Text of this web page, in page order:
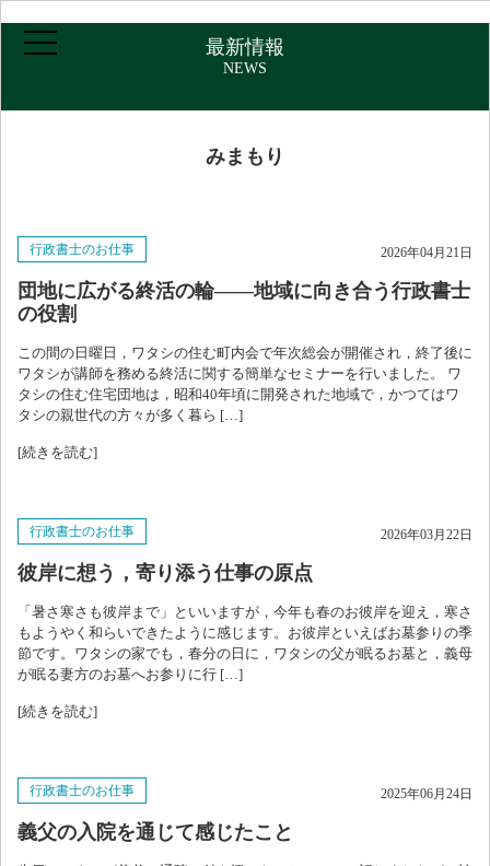
取扱業務
報酬について
お問い合わせ
ブログ
最新情報
NEWS
みまもり
行政書士のお仕事 2026年04月21日
団地に広がる終活の輪――地域に向き合う行政書士
の役割
この間の日曜日，ワタシの住む町内会で年次総会が開催され，終了後に
ワタシが講師を務める終活に関する簡単なセミナーを行いました。 ワ
タシの住む住宅団地は，昭和40年頃に開発された地域で，かつてはワ
タシの親世代の方々が多く暮ら […]
[続きを読む]
行政書士のお仕事 2026年03月22日
彼岸に想う，寄り添う仕事の原点
「暑さ寒さも彼岸まで」といいますが，今年も春のお彼岸を迎え，寒さ
もようやく和らいできたように感じます。お彼岸といえばお墓参りの季
節です。ワタシの家でも，春分の日に，ワタシの父が眠るお墓と，義母
が眠る妻方のお墓へお参りに行 […]
[続きを読む]
行政書士のお仕事 2025年06月24日
義父の入院を通じて感じたこと